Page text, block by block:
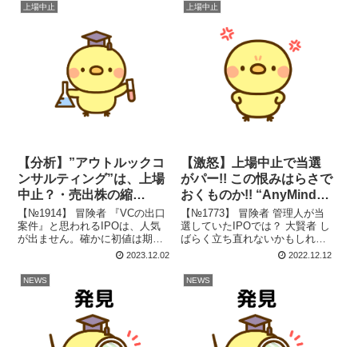
上場中止
【分析】”アウトルックコ
ンサルティング”は、上場
中止？・売出株の縮
小？・公募価格はどうな
る？
【№1914】 冒険者 『VCの出口
案件』と思われるIPOは、人気
が出ません。確かに初値は期待
できませんが、『上場中止』と
BBがちょっとまずいのじゃ!! は
じめに SMBC日興証券が主幹
事の場合、管理人はよ...
2023.12.02
上場中止
【激怒】上場中止で当選
がパー!! この恨みはらさで
おくものか!! “AnyMind
Group”
【№1773】 冒険者 管理人が当
選していたIPOでは？ 大賢者 し
ばらく立ち直れないかもしれん
な!! 上場中止で当選がパー!!
ね、"AnyMind Group" さん。み
ずほ証券さん。（怒）上場中止
は、やむを得ない...
2022.12.12
NEWS NEWS